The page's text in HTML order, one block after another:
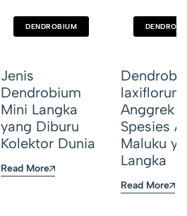
DENDROBIUM
Jenis
Dendrobium
Mini Langka
yang Diburu
Kolektor Dunia
Read More
laxiflorum,
Anggrek
Spesies
Maluku
Langka
Read More